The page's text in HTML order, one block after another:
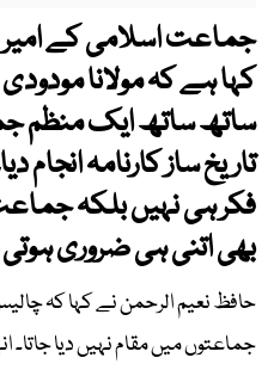
جماعت اسلامی کے امیر
کہا ہے کہ مولانا
ساتھ ساتھ ایک منظم
تاریخ ساز کارنامہ انجام
فکر ہی نہیں بلکہ
بھی اتنی ہی ضروری
حافظ نعیم الرحمن نے کہا کہ
جماعتوں میں مقام نہیں دیا